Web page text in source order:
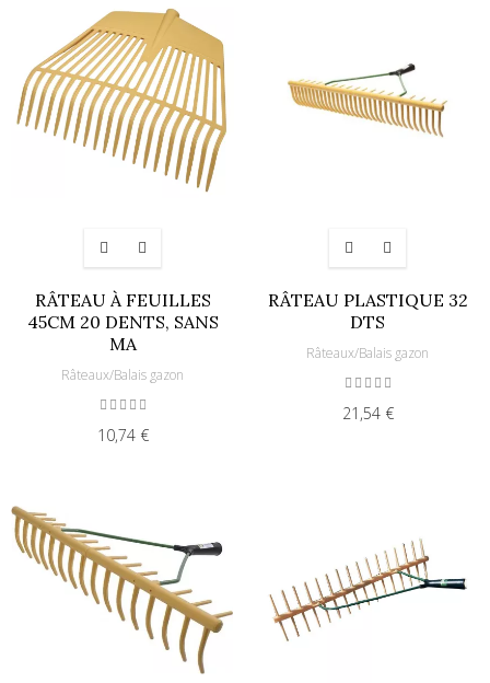
RÂTEAU À FEUILLES
45CM 20 DENTS, SANS
MA
Râteaux/Balais gazon
10,74 €
RÂTEAU PLASTIQUE 32
DTS
Râteaux/Balais gazon
21,54 €